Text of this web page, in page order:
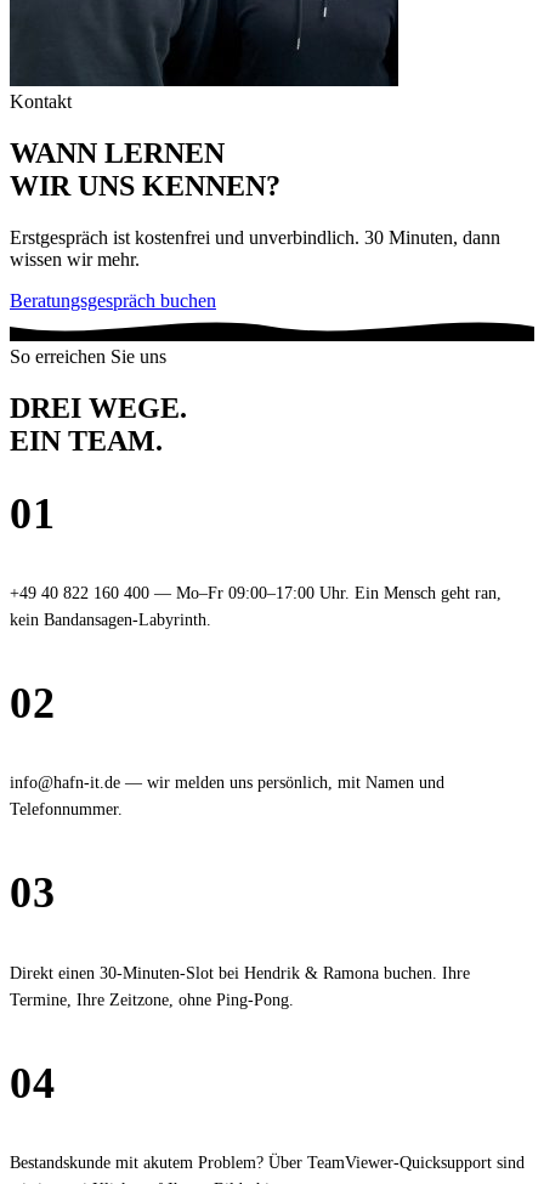
Kontakt
WANN LERNEN
WIR UNS KENNEN?
Erstgespräch ist kostenfrei und unverbindlich. 30 Minuten, dann
wissen wir mehr.
Beratungsgespräch buchen
So erreichen Sie uns
DREI WEGE.
EIN TEAM.
01
+49 40 822 160 400 — Mo–Fr 09:00–17:00 Uhr. Ein Mensch geht ran,
kein Bandansagen-Labyrinth.
02
info@hafn-it.de — wir melden uns persönlich, mit Namen und
Telefonnummer.
03
Direkt einen 30-Minuten-Slot bei Hendrik & Ramona buchen. Ihre
Termine, Ihre Zeitzone, ohne Ping-Pong.
04
Bestandskunde mit akutem Problem? Über TeamViewer-Quicksupport sind